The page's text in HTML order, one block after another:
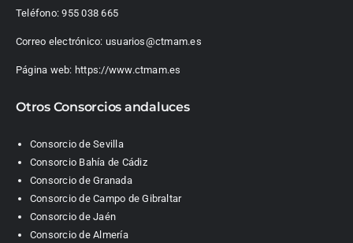
Teléfono:955 038 665
Correo electrónico: usuarios@ctmam.es
Página web: https://www.ctmam.es
Otros Consorcios andaluces
Consorcio de Sevilla
Consorcio Bahía de Cádiz
Consorcio de Granada
Consorcio de Campo de Gibraltar
Consorcio de Jaén
Consorcio de Almería